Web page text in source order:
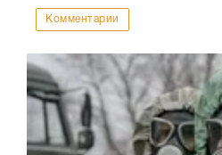
Комментарии